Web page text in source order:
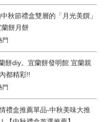
秋節禮盒雙層的「月光美饌」
餅月餅
門
餅diy。宜蘭餅發明館 宜蘭親
都精彩!!
門
禮盒推薦單品-中秋美味大推